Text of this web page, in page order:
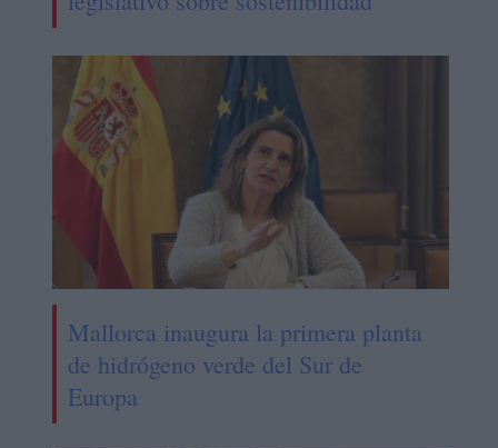
Mallorca inaugura la primera planta
de hidrógeno verde del Sur de
Europa